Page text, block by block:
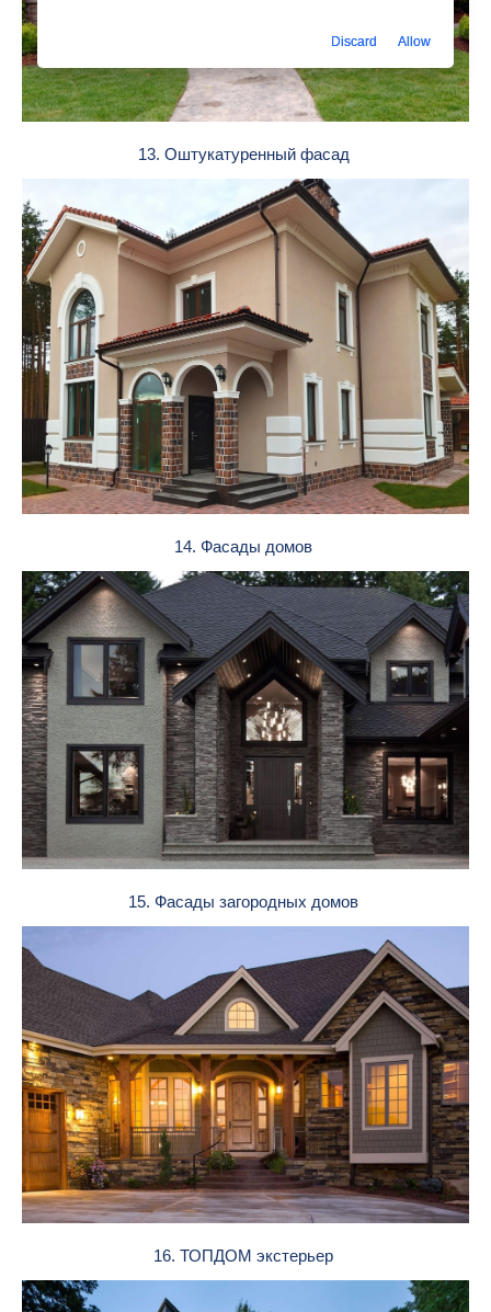
13. Оштукатуренный фасад
14. Фасады домов
15. Фасады загородных домов
16. ТОПДОМ экстерьер
Discard Allow